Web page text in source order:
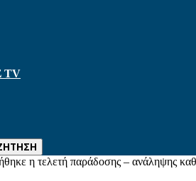
TV
η τελετή παράδοσης – ανάληψης